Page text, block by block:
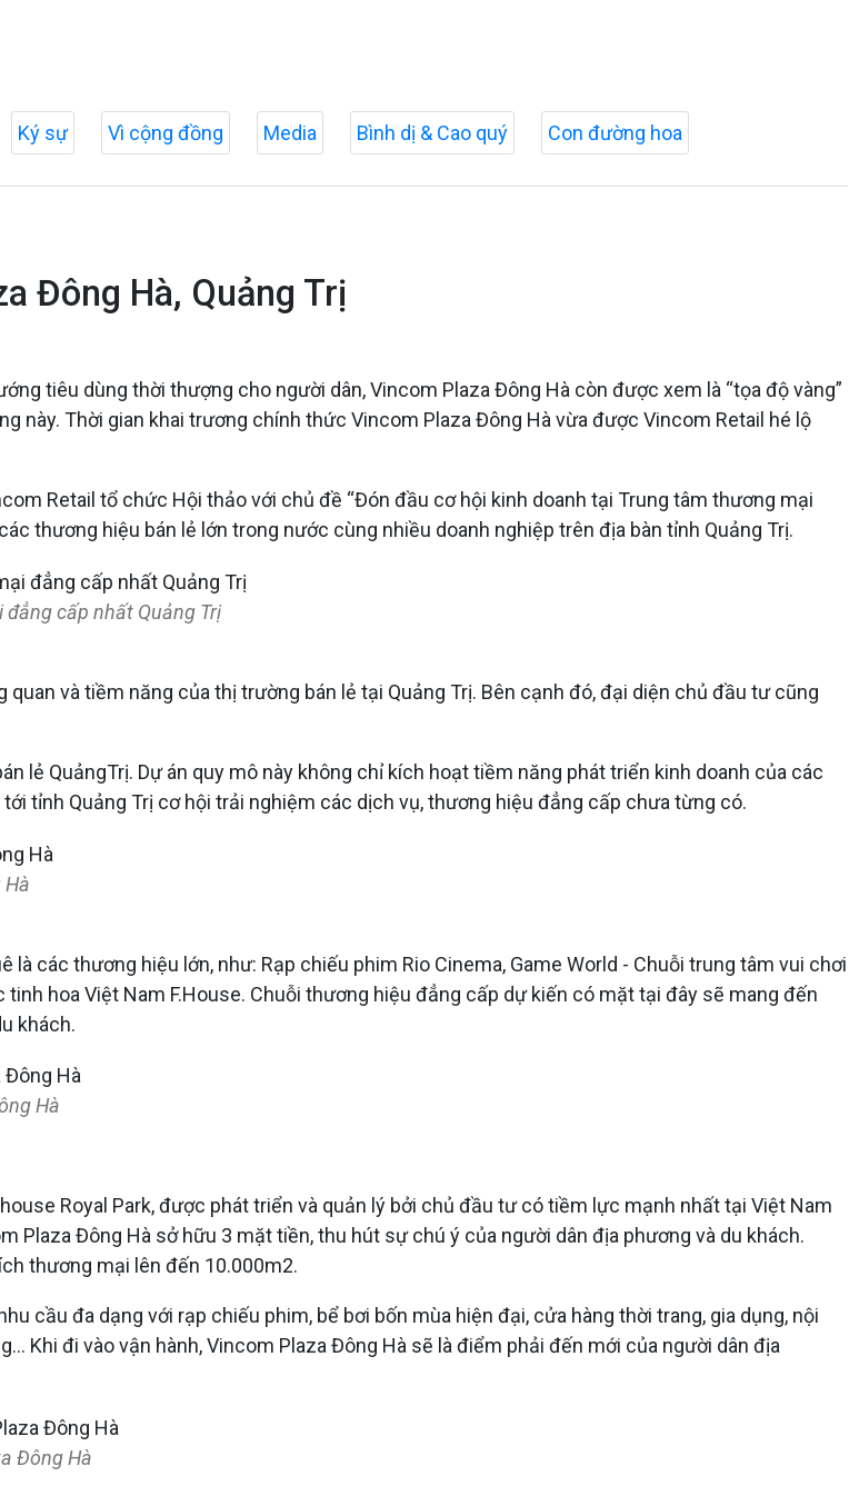
Ký sự Vì cộng đồng Media Bình dị & Cao quý Con đường hoa
Đông Hà, Quảng Trị
tiêu dùng thời thượng cho người dân, Vincom Plaza Đông Hà còn được xem là “tọa độ vàng”
này. Thời gian khai trương chính thức Vincom Plaza Đông Hà vừa được Vincom Retail hé lộ
Retail tổ chức Hội thảo với chủ đề “Đón đầu cơ hội kinh doanh tại Trung tâm thương mại
thương hiệu bán lẻ lớn trong nước cùng nhiều doanh nghiệp trên địa bàn tỉnh Quảng Trị.
cấp nhất Quảng Trị
và tiềm năng của thị trường bán lẻ tại Quảng Trị. Bên cạnh đó, đại diện chủ đầu tư cũng
lẻ QuảngTrị. Dự án quy mô này không chỉ kích hoạt tiềm năng phát triển kinh doanh của các
tỉnh Quảng Trị cơ hội trải nghiệm các dịch vụ, thương hiệu đẳng cấp chưa từng có.
các thương hiệu lớn, như: Rạp chiếu phim Rio Cinema, Game World - Chuỗi trung tâm vui chơi
hoa Việt Nam F.House. Chuỗi thương hiệu đẳng cấp dự kiến có mặt tại đây sẽ mang đến
khách.
Hà
Royal Park, được phát triển và quản lý bởi chủ đầu tư có tiềm lực mạnh nhất tại Việt Nam
Plaza Đông Hà sở hữu 3 mặt tiền, thu hút sự chú ý của người dân địa phương và du khách.
thương mại lên đến 10.000m2.
cầu đa dạng với rạp chiếu phim, bể bơi bốn mùa hiện đại, cửa hàng thời trang, gia dụng, nội
Khi đi vào vận hành, Vincom Plaza Đông Hà sẽ là điểm phải đến mới của người dân địa
Đông Hà